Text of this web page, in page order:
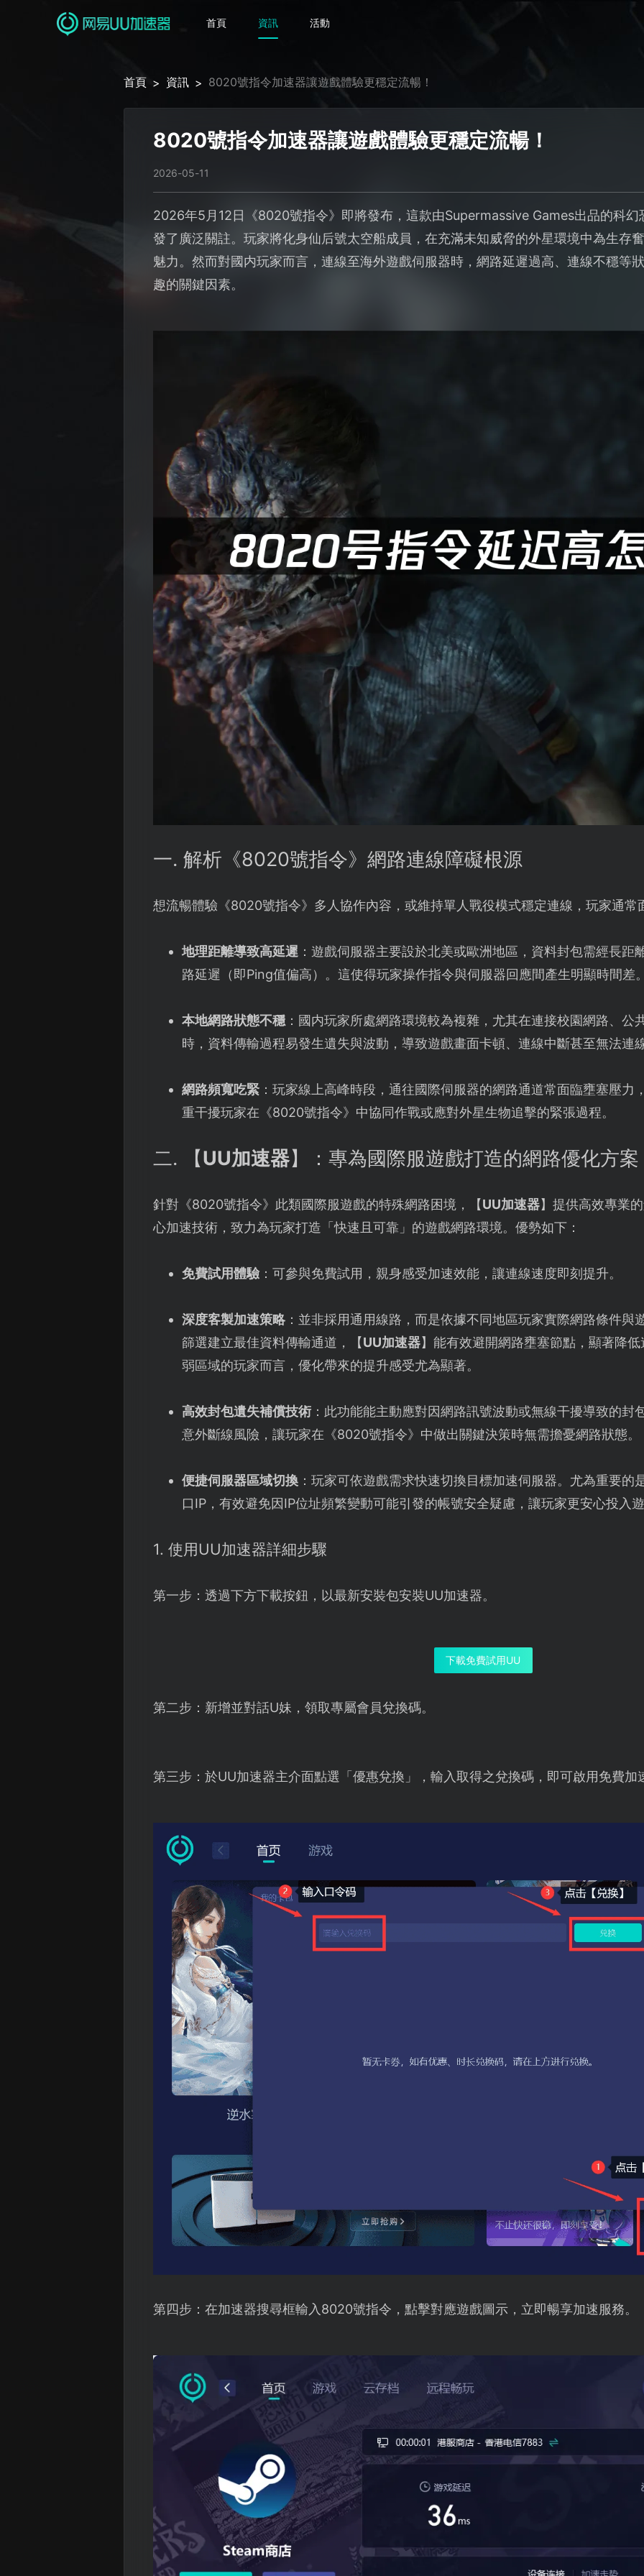
首頁 資訊 活動
首頁 > 資訊 > 8020號指令加速器讓遊戲體驗更穩定流暢！
8020號指令加速器讓遊戲體驗更穩定流暢！
2026-05-11
2026年5月12日《8020號指令》即將發布，這款由Supermassive Games出品的科幻
發了廣泛關註。玩家將化身仙后號太空船成員，在充滿未知威脅的外星環境中為生存
魅力。然而對國内玩家而言，連線至海外遊戲伺服器時，網路延遲過高、連線不穩等
趣的關鍵因素。
一. 解析《8020號指令》網路連線障礙根源
想流暢體驗《8020號指令》多人協作內容，或維持單人戰役模式穩定連線，玩家通常
地理距離導致高延遲：遊戲伺服器主要設於北美或歐洲地區，資料封包需經長距
路延遲（即Ping值偏高）。這使得玩家操作指令與伺服器回應間產生明顯時間差
本地網路狀態不穩：國内玩家所處網路環境較為複雜，尤其在連接校園網路、公
時，資料傳輸過程易發生遺失與波動，導致遊戲畫面卡頓、連線中斷甚至無法連
網路頻寬吃緊：玩家線上高峰時段，通往國際伺服器的網路通道常面臨壅塞壓力
重干擾玩家在《8020號指令》中協同作戰或應對外星生物追擊的緊張過程。
二. 【UU加速器】：專為國際服遊戲打造的網路優化方案
針對《8020號指令》此類國際服遊戲的特殊網路困境，【UU加速器】提供高效專業
心加速技術，致力為玩家打造「快速且可靠」的遊戲網路環境。優勢如下：
免費試用體驗：可參與免費試用，親身感受加速效能，讓連線速度即刻提升。
深度客製加速策略：並非採用通用線路，而是依據不同地區玩家實際網路條件與
篩選建立最佳資料傳輸通道，【UU加速器】能有效避開網路壅塞節點，顯著降
弱區域的玩家而言，優化帶來的提升感受尤為顯著。
高效封包遺失補償技術：此功能能主動應對因網路訊號波動或無線干擾導致的封
意外斷線風險，讓玩家在《8020號指令》中做出關鍵決策時無需擔憂網路狀態。
便捷伺服器區域切換：玩家可依遊戲需求快速切換目標加速伺服器。尤為重要的
口IP，有效避免因IP位址頻繁變動可能引發的帳號安全疑慮，讓玩家更安心投入
1. 使用UU加速器詳細步驟
第一步：透過下方下載按鈕，以最新安裝包安裝UU加速器。
下載免費試用UU
第二步：新增並對話U妹，領取專屬會員兌換碼。
第三步：於UU加速器主介面點選「優惠兌換」，輸入取得之兌換碼，即可啟用免費加
第四步：在加速器搜尋框輸入8020號指令，點擊對應遊戲圖示，立即暢享加速服務。